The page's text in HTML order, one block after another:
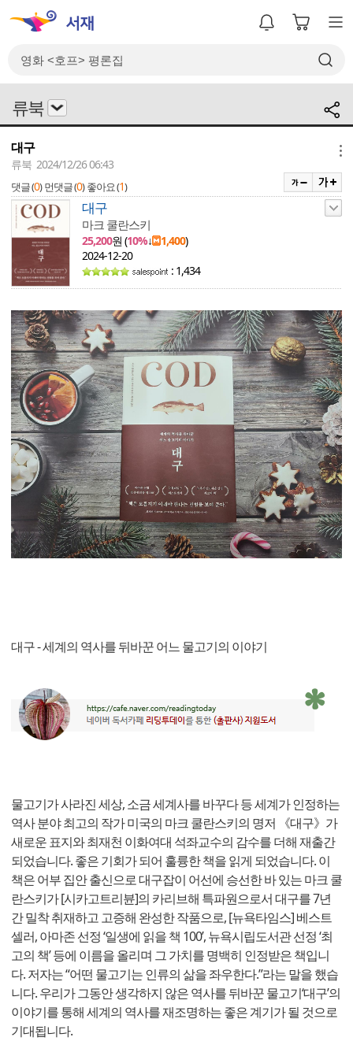
류북
대구
류북 2024/12/26 06:43
댓글 (0) 먼댓글 (0) 좋아요 (1)
대구
마크 쿨란스키
25,200원 (10%↓ 1,400)
2024-12-20
: 1,434
대구 - 세계의 역사를 뒤바꾼 어느 물고기의 이야기
물고기가 사라진 세상, 소금 세계사를 바꾸다 등 세계가 인정하는
역사 분야 최고의 작가 미국의 마크 쿨란스키의 명저 《대구》가
새로운 표지와 최재천 이화여대 석좌교수의 감수를 더해 재출간
되었습니다. 좋은 기회가 되어 훌륭한 책을 읽게 되었습니다. 이
책은 어부 집안 출신으로 대구잡이 어선에 승선한 바 있는 마크 쿨
란스키가 [시카고트리뷴]의 카리브해 특파원으로서 대구를 7년
간 밀착 취재하고 고증해 완성한 작품으로, [뉴욕타임스] 베스트
셀러, 아마존 선정 ‘일생에 읽을 책 100’, 뉴욕시립도서관 선정 ‘최
고의 책’ 등에 이름을 올리며 그 가치를 명백히 인정받은 책입니
다. 저자는 “어떤 물고기는 인류의 삶을 좌우한다.”라는 말을 했습
니다. 우리가 그동안 생각하지 않은 역사를 뒤바꾼 물고기‘대구’의
이야기를 통해 세계의 역사를 재조명하는 좋은 계기가 될 것으로
기대됩니다.